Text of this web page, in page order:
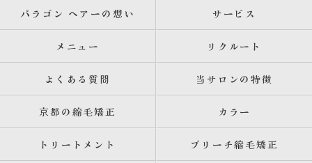
パラゴン ヘアーの想い サービス
メニュー リクルート
よくある質問 当サロンの特徴
京都の縮毛矯正 カラー
トリートメント ブリーチ縮毛矯正